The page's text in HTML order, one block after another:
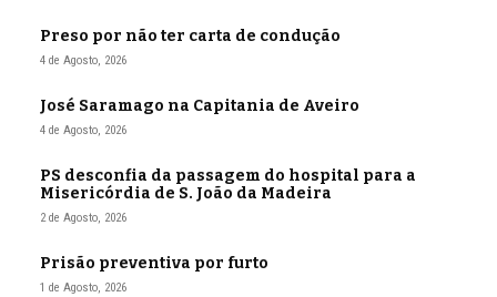
Preso por não ter carta de condução
4 de Agosto, 2026
José Saramago na Capitania de Aveiro
4 de Agosto, 2026
PS desconfia da passagem do hospital para a
Misericórdia de S. João da Madeira
2 de Agosto, 2026
Prisão preventiva por furto
1 de Agosto, 2026